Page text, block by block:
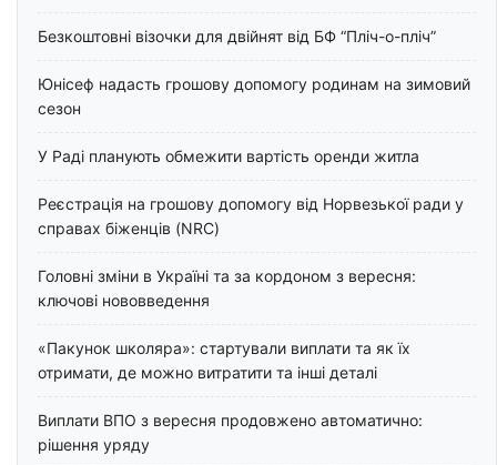
Безкоштовні візочки для двійнят від БФ “Пліч-о-пліч”
Юнісеф надасть грошову допомогу родинам на зимовий
сезон
У Раді планують обмежити вартість оренди житла
Реєстрація на грошову допомогу від Норвезької ради у
справах біженців (NRC)
Головні зміни в Україні та за кордоном з вересня:
ключові нововведення
«Пакунок школяра»: стартували виплати та як їх
отримати, де можно витратити та інші деталі
Виплати ВПО з вересня продовжено автоматично:
рішення уряду